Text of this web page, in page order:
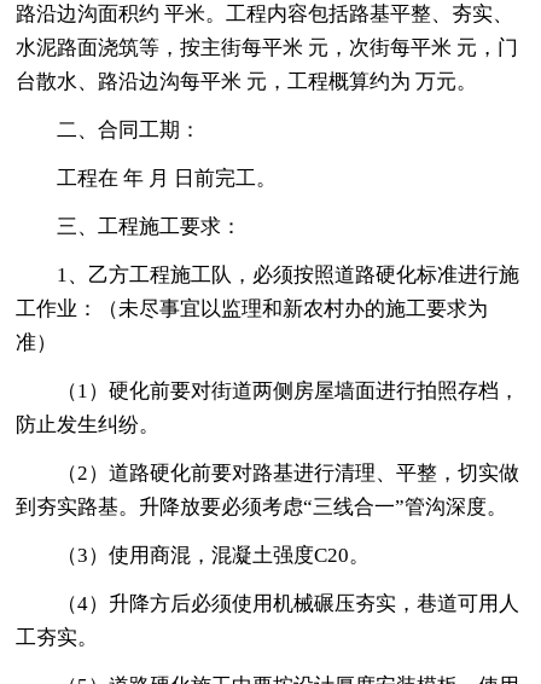
路沿边沟面积约 平米。工程内容包括路基平整、夯实、
水泥路面浇筑等，按主街每平米 元，次街每平米 元，门
台散水、路沿边沟每平米 元，工程概算约为 万元。
二、合同工期：
工程在 年 月 日前完工。
三、工程施工要求：
1、乙方工程施工队，必须按照道路硬化标准进行施
工作业：（未尽事宜以监理和新农村办的施工要求为
准）
（1）硬化前要对街道两侧房屋墙面进行拍照存档，
防止发生纠纷。
（2）道路硬化前要对路基进行清理、平整，切实做
到夯实路基。升降放要必须考虑“三线合一”管沟深度。
（3）使用商混，混凝土强度C20。
（4）升降方后必须使用机械碾压夯实，巷道可用人
工夯实。